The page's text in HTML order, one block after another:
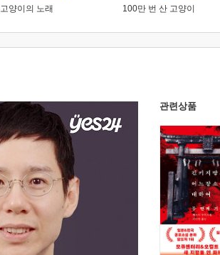
고양이의 노래 100만 번 산 고양이
관련상품